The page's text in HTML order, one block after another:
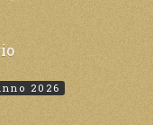
“Avete
pochi
2026